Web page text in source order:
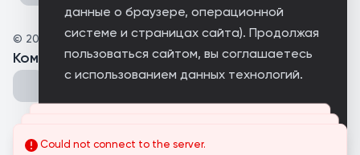
данные о браузере, операционной
системе и страницах сайта). Продолжая
пользоваться сайтом, вы соглашаетесь
с использованием данных технологий.
© 2026 EnDiSt
Комментарии(0 )